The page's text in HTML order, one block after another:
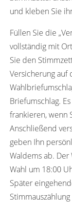
und kleben Sie
Füllen Sie die
vollständig mit
Sie den
Versicherung auf
Briefumschlag.
frankieren, wenn
Anschließend
geben Ihn
Waldems ab. Der
Wahl um 18:00
Später